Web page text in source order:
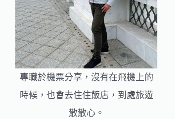
專職於機票分享，沒有在飛機上的
時候，也會去住住飯店，到處旅遊
散散心。